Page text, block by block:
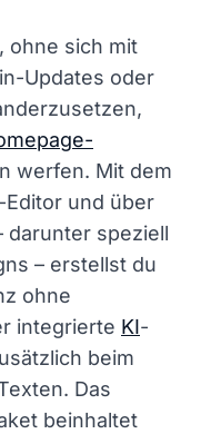
ohne sich mit
Updates oder
werfen. Mit dem
und über
darunter speziell
– erstellst du
ohne
integrierte KI-
beim
Das
beinhaltet